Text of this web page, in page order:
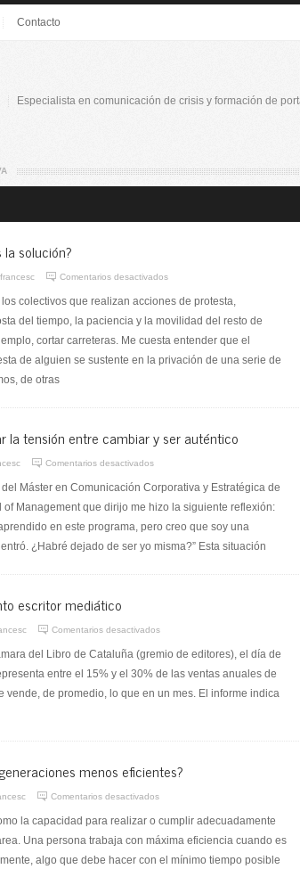
Contacto
Especialista en comunicación de crisis y formación de
solución?
Comentarios desactivados
colectivos que realizan acciones de protesta,
del tiempo, la paciencia y la movilidad del resto de
cortar carreteras. Me cuesta entender que el
de alguien se sustente en la privación de una serie de
de otras
la tensión entre cambiar y ser auténtico
Comentarios desactivados
Máster en Comunicación Corporativa y Estratégica de
of Management que dirijo me hizo la siguiente reflexión:
en este programa, pero creo que soy una
¿Habré dejado de ser yo misma?” Esta situación
escritor mediático
Comentarios desactivados
del Libro de Cataluña (gremio de editores), el día de
entre el 15% y el 30% de las ventas anuales de
vende, de promedio, lo que en un mes. El informe indica
menos eficientes?
Comentarios desactivados
la capacidad para realizar o cumplir adecuadamente
Una persona trabaja con máxima eficiencia cuando es
algo que debe hacer con el mínimo tiempo posible